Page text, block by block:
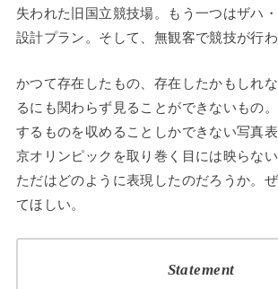
失われた旧国立競技場。もう一つはザハ
設計プラン。そして、無観客で競技が行わ
かつて存在したもの、存在したかもしれ
るにも関わらず見ることができないもの
するものを収めることしかできない写真
京オリンピックを取り巻く目には映らない
ただはどのように表現したのだろうか。
てほしい。
Statement